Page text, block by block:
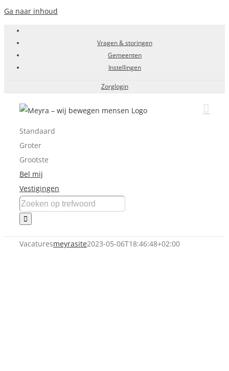
Ga naar inhoud
Vragen & storingen
Gemeenten
Instellingen
Zorglogin
Standaard
Groter
Grootste
Bel mij
Vestigingen
Vacaturesmeyrasite2023-05-06T18:46:48+02:00